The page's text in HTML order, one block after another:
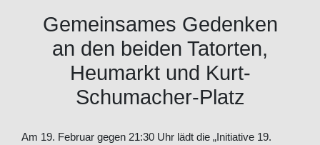
Gemeinsames Gedenken
an den beiden Tatorten,
Heumarkt und Kurt-
Schumacher-Platz
Am 19. Februar gegen 21:30 Uhr lädt die „Initiative 19.